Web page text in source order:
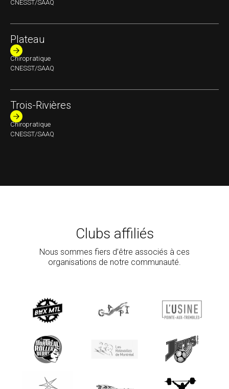
CNESST/SAAQ
Plateau
Chiropratique
CNESST/SAAQ
Trois-Rivières
Chiropratique
CNESST/SAAQ
Clubs affiliés
Nous sommes fiers d’être associés à ces
organisations de notre communauté.